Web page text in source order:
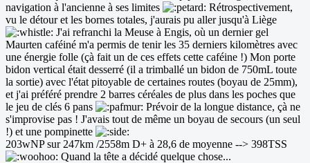
navigation à l'ancienne à ses limites
Rétrospectivement,
vu le détour et les bornes totales, j'aurais pu aller jusqu'à Liège
J'ai refranchi la Meuse à Engis, où un dernier gel
Maurten caféiné m'a permis de tenir les 35 derniers kilomètres avec
une énergie folle (çà fait un de ces effets cette caféine !) Mon porte
bidon vertical était desserré (il a trimballé un bidon de 750mL toute
la sortie) avec l'état pitoyable de certaines routes (boyau de 25mm),
et j'ai préféré prendre 2 barres céréales de plus dans les poches que
le jeu de clés 6 pans
Prévoir de la longue distance, çà ne
s'improvise pas ! J'avais tout de même un boyau de secours (un seul
!) et une pompinette
203wNP sur 247km /2558m D+ à 28,6 de moyenne --> 398TSS
Quand la tête a décidé quelque chose...